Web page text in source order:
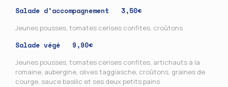
Salade d’accompagnement 3,50€
Jeunes pousses, tomates cerises confites, croûtons
Salade végé 9,90€
Jeunes pousses, tomates cerises confites, artichauts à la
romaine, aubergine, olives taggiasche, croûtons, graines de
courge, sauce basilic et ses deux petits pains